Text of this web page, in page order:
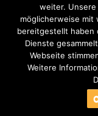
GayHeaven
News Sitemap
©
weiter.
möglicherweise mit
bereitgestellt haben
Dienste
Webseite
Weitere